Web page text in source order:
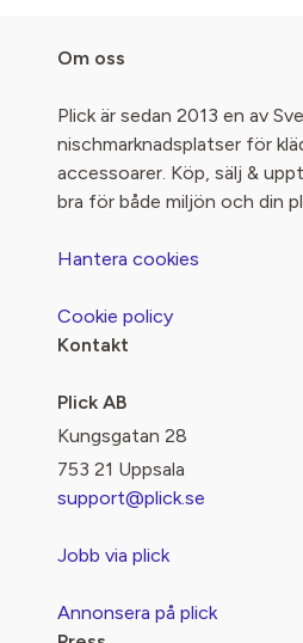
Om oss
Plick är sedan 2013 en av
nischmarknadsplatser för
accessoarer. Köp, sälj &
bra för både miljön och din
Hantera cookies
Cookie policy
Kontakt
Plick AB
Kungsgatan 28
753 21 Uppsala
support@plick.se
Jobb via plick
Annonsera på plick